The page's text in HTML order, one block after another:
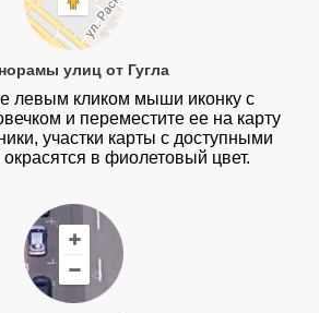
улиц от Гугла
левым кликом мыши иконку с
и переместите ее на карту
участки карты с доступными
в фиолетовый цвет.